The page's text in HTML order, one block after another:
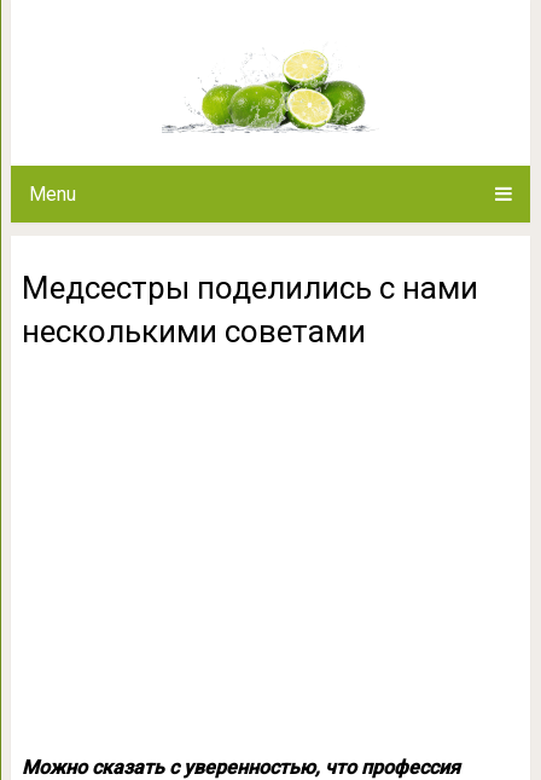
Menu
Медсестры поделились с нами
несколькими советами
Можно сказать с уверенностью, что профессия